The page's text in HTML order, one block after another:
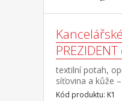
textilní potah,
síťovina a kůže
provedení černá
Kód produktu: K1